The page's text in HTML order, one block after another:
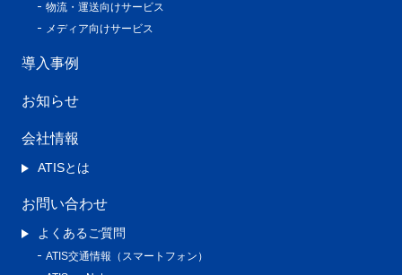
物流・運送向けサービス
メディア向けサービス
導入事例
お知らせ
会社情報
ATISとは
お問い合わせ
よくあるご質問
ATIS交通情報（スマートフォン）